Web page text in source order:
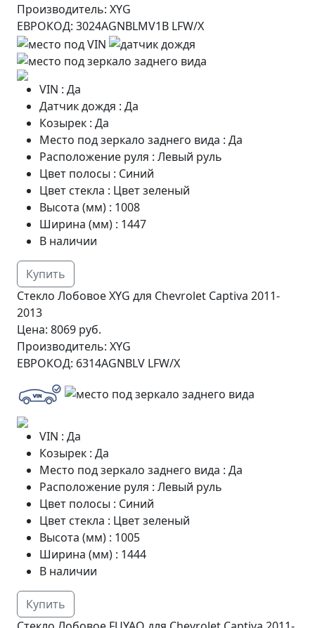
Производитель: XYG
ЕВРОКОД: 3024AGNBLMV1B LFW/X
VIN : Да
Датчик дождя : Да
Козырек : Да
Место под зеркало заднего вида : Да
Расположение руля : Левый руль
Цвет полосы : Синий
Цвет стекла : Цвет зеленый
Высота (мм) : 1008
Ширина (мм) : 1447
В наличии
Купить
Стекло Лобовое XYG для Chevrolet Captiva 2011-
2013
Цена: 8069 руб.
Производитель: XYG
ЕВРОКОД: 6314AGNBLV LFW/X
VIN : Да
Козырек : Да
Место под зеркало заднего вида : Да
Расположение руля : Левый руль
Цвет полосы : Синий
Цвет стекла : Цвет зеленый
Высота (мм) : 1005
Ширина (мм) : 1444
В наличии
Купить